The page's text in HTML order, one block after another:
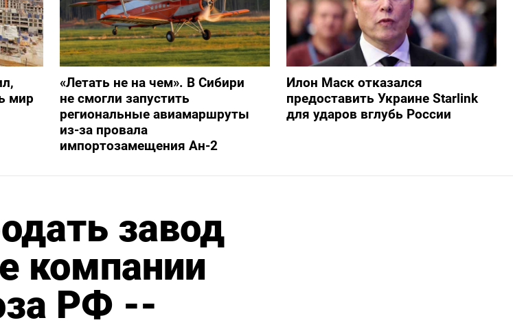
мир
«Летать не на чем». В Сибири
не смогли запустить
региональные авиамаршруты
из-за провала
импортозамещения Ан-2
Илон Маск отказался
предоставить Украине Starlink
для ударов вглубь России
завод
компании
РФ --